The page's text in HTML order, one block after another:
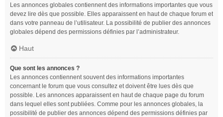
Les annonces globales contiennent des informations importantes que vous
devez lire dès que possible. Elles apparaissent en haut de chaque forum et
dans votre panneau de l’utilisateur. La possibilité de publier des annonces
globales dépend des permissions définies par l’administrateur.
Haut
Que sont les annonces ?
Les annonces contiennent souvent des informations importantes
concernant le forum que vous consultez et doivent être lues dès que
possible. Les annonces apparaissent en haut de chaque page du forum
dans lequel elles sont publiées. Comme pour les annonces globales, la
possibilité de publier des annonces dépend des permissions définies par